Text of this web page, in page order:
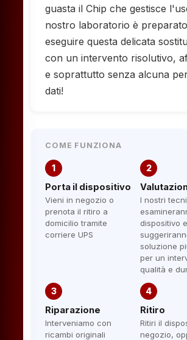
guasta il Chip che gestisce
nostro laboratorio è
eseguire questa delicata
con un intervento risolutivo,
e soprattutto senza alcuna
dati!
COME FUNZIONA
1
Porta il dispositivo
Vieni in negozio o
prenota il ritiro a
domicilio tramite
corriere UPS
2
I nostri
dispositivo
soluzione
per un
qualità e
3
Riparazione
Interveniamo con
ricambi originali
4
Ritiro
Ritiri il
negozio,